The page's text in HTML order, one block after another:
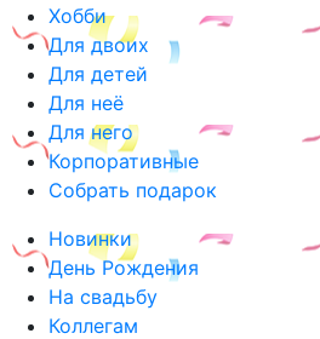
Хобби
Для двоих
Для детей
Для неё
Для него
Корпоративные
Собрать подарок
Новинки
День Рождения
На свадьбу
Коллегам